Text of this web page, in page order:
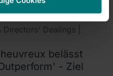
Dealings |
belässt
- Ziel